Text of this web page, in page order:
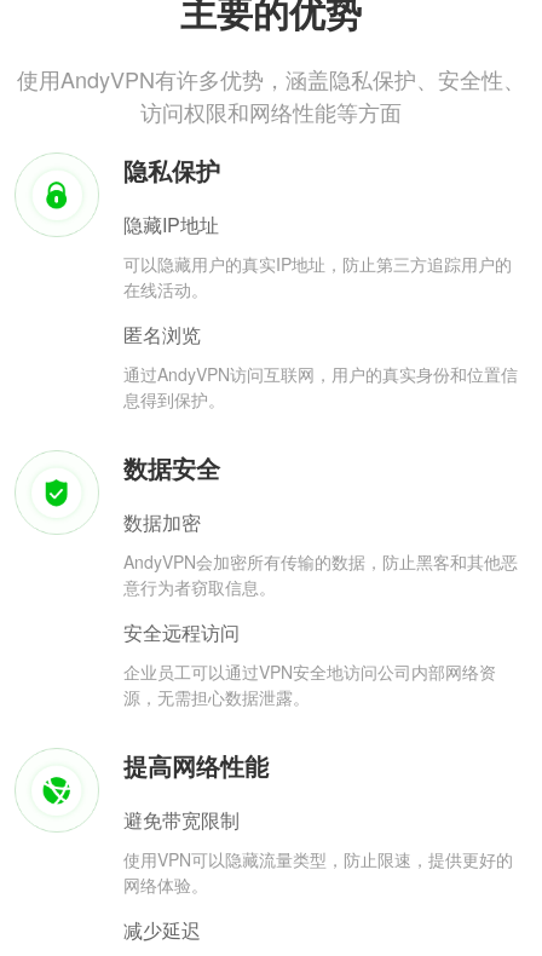
主要的优势
使用AndyVPN有许多优势，涵盖隐私保护、安全性、
访问权限和网络性能等方面
隐私保护
隐藏IP地址
可以隐藏用户的真实IP地址，防止第三方追踪用户的
在线活动。
匿名浏览
通过AndyVPN访问互联网，用户的真实身份和位置信
息得到保护。
数据安全
数据加密
AndyVPN会加密所有传输的数据，防止黑客和其他恶
意行为者窃取信息。
安全远程访问
企业员工可以通过VPN安全地访问公司内部网络资
源，无需担心数据泄露。
提高网络性能
避免带宽限制
使用VPN可以隐藏流量类型，防止限速，提供更好的
网络体验。
减少延迟